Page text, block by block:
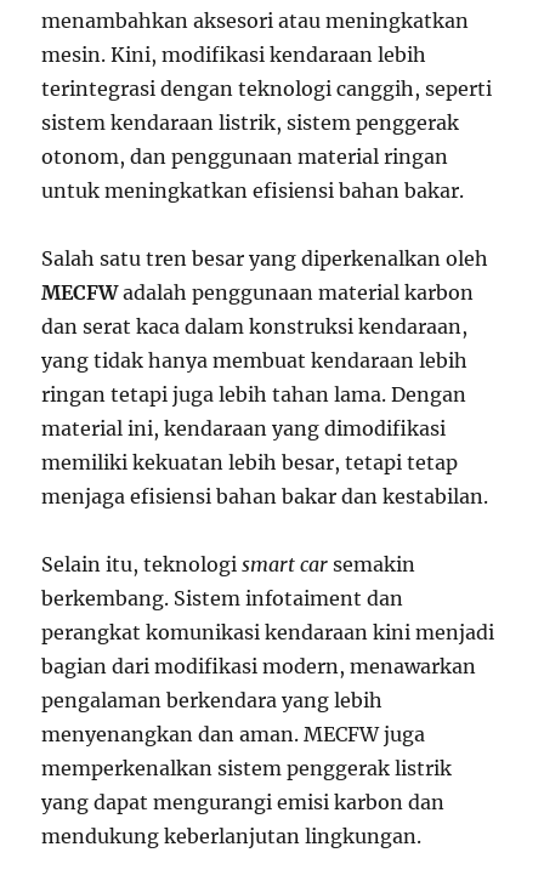
menambahkan aksesori atau meningkatkan
mesin. Kini, modifikasi kendaraan lebih
terintegrasi dengan teknologi canggih, seperti
sistem kendaraan listrik, sistem penggerak
otonom, dan penggunaan material ringan
untuk meningkatkan efisiensi bahan bakar.
Salah satu tren besar yang diperkenalkan oleh
MECFWadalah penggunaan material karbon
dan serat kaca dalam konstruksi kendaraan,
yang tidak hanya membuat kendaraan lebih
ringan tetapi juga lebih tahan lama. Dengan
material ini, kendaraan yang dimodifikasi
memiliki kekuatan lebih besar, tetapi tetap
menjaga efisiensi bahan bakar dan kestabilan.
Selain itu, teknologismart car semakin
berkembang. Sistem infotaiment dan
perangkat komunikasi kendaraan kini menjadi
bagian dari modifikasi modern, menawarkan
pengalaman berkendara yang lebih
menyenangkan dan aman. MECFW juga
memperkenalkan sistem penggerak listrik
yang dapat mengurangi emisi karbon dan
mendukung keberlanjutan lingkungan.